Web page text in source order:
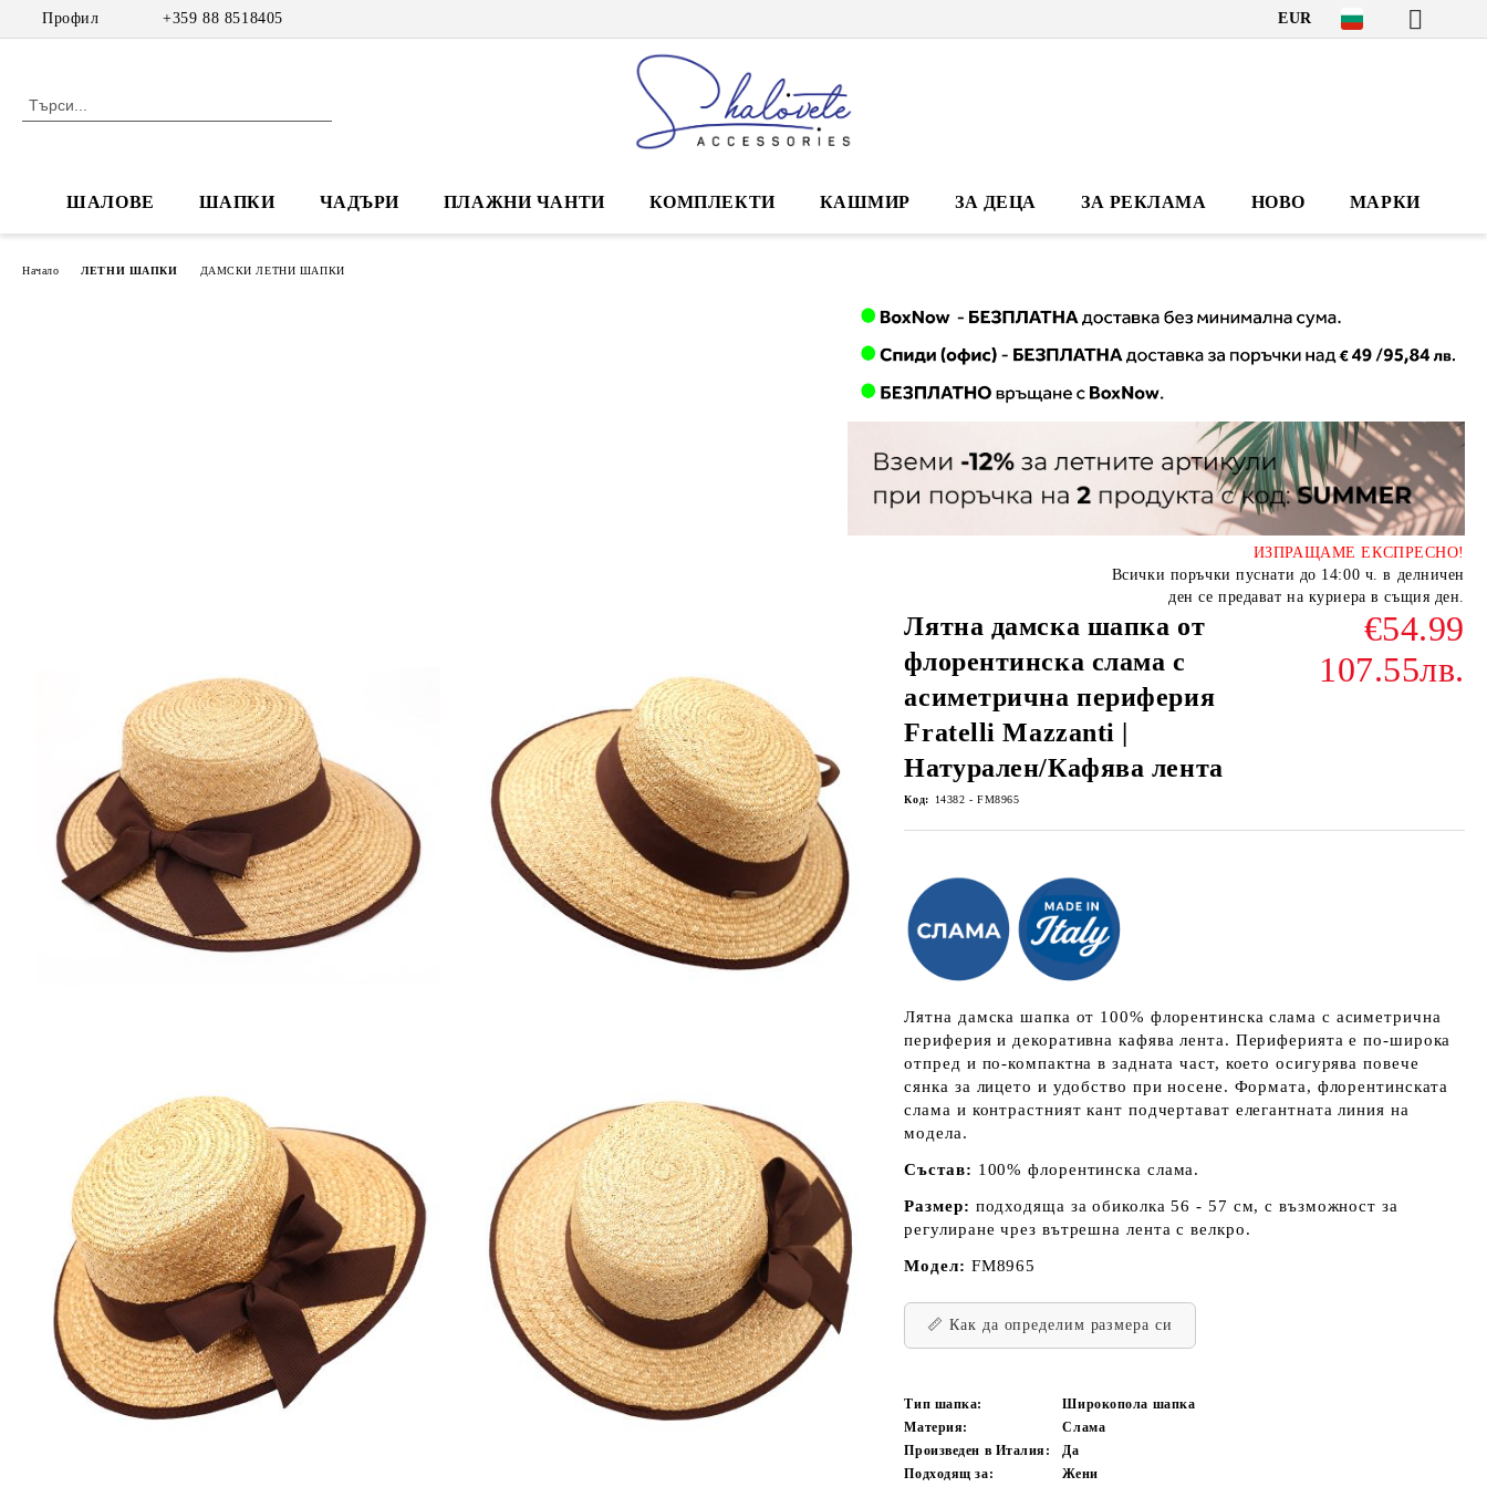
Профил +359 88 8518405 EUR
ШАЛОВЕ ШАПКИ ЧАДЪРИ ПЛАЖНИ ЧАНТИ КОМПЛЕКТИ КАШМИР ЗА ДЕЦА ЗА РЕКЛАМА НОВО МАРКИ
Начало ЛЕТНИ ШАПКИ ДАМСКИ ЛЕТНИ ШАПКИ
ИЗПРАЩАМЕ ЕКСПРЕСНО!
Всички поръчки пуснати до 14:00 ч. в делничен
ден се предават на куриера в същия ден.
Лятна дамска шапка от
флорентинска слама с
асиметрична периферия
Fratelli Mazzanti |
Натурален/Кафява лента
€54.99
107.55лв.
Код: 14382 - FM8965
Лятна дамска шапка от 100% флорентинска слама с асиметрична
периферия и декоративна кафява лента. Периферията е по-широка
отпред и по-компактна в задната част, което осигурява повече
сянка за лицето и удобство при носене. Формата, флорентинската
слама и контрастният кант подчертават елегантната линия на
модела.
Състав: 100% флорентинска слама.
Размер: подходяща за обиколка 56 - 57 см, с възможност за
регулиране чрез вътрешна лента с велкро.
Модел: FM8965
📏 Как да определим размера си
Тип шапка:
Широкопола шапка
Материя:
Слама
Произведен в Италия:
Да
Подходящ за:
Жени